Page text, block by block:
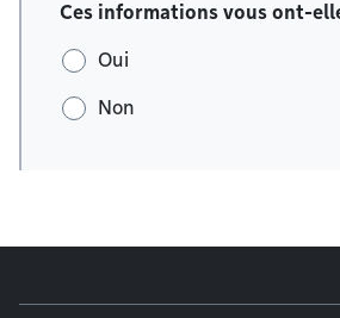
Ces informations vous ont-
Oui
Non